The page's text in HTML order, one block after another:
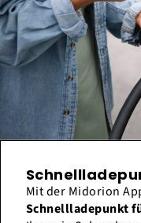
Mit der Midorion
Schnellladepunkt